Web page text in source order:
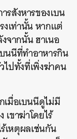
รสังหารของเบน
เท่านั้น หากแต่
จากนั้น ฮาเนอ
นนีที่ทำอาหารกิน
ไปทั้งที่เพิ่งฆ่าคน
มื่อเบนนีดูไม่มี
เขาฆ่าโดยไร้
เหตุผลเช่นกัน